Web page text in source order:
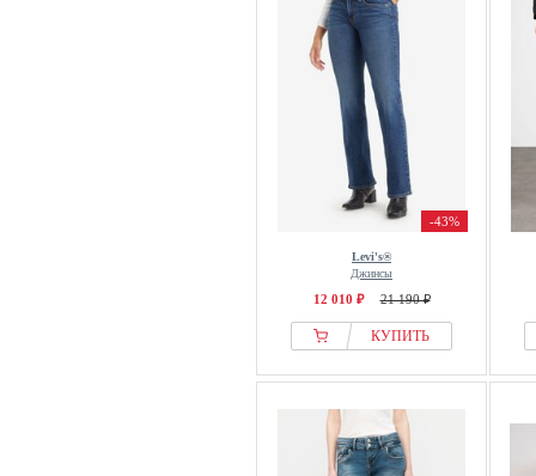
-43%
Levi's®
Джинсы
12 010 ₽ 21 190 ₽
КУПИТЬ